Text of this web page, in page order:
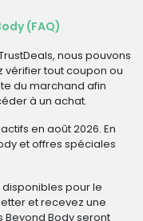
(FAQ)
nous pouvons
vérifier tout coupon ou
du marchand afin
à un achat.
en août 2026. En
et offres spéciales
pour le
et recevez une
Body seront